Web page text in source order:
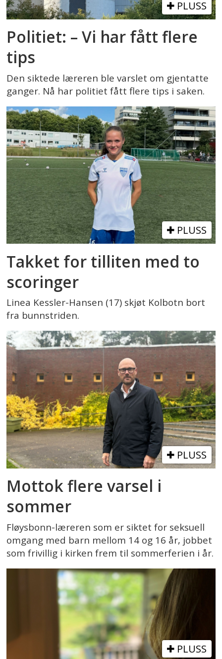
PLUSS
Politiet: – Vi har fått flere
tips
Den siktede læreren ble varslet om gjentatte
ganger. Nå har politiet fått flere tips i saken.
PLUSS
Takket for tilliten med to
scoringer
Linea Kessler-Hansen (17) skjøt Kolbotn bort
fra bunnstriden.
PLUSS
Mottok flere varsel i
sommer
Fløysbonn-læreren som er siktet for seksuell
omgang med barn mellom 14 og 16 år, jobbet
som frivillig i kirken frem til sommerferien i år.
PLUSS